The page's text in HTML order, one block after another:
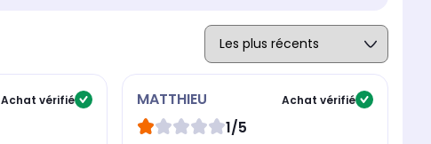
Achat vérifié MATTHIEU Achat vérifié
1/5